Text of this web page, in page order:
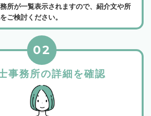
所が一覧表示されますので、紹介文や所
ご検討ください。
事務所の詳細を確認
02